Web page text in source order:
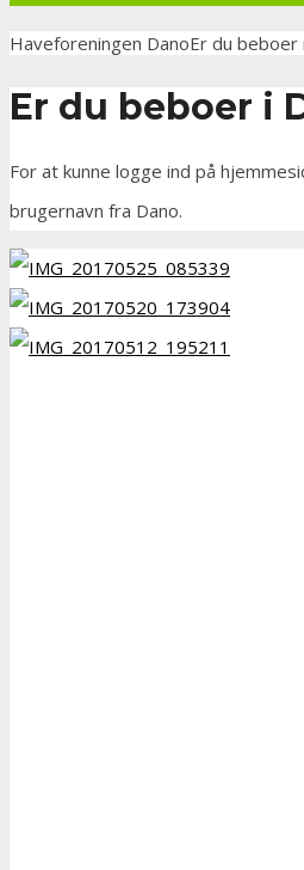
Haveforeningen DanoEr du beboer
Er du beboer i
For at kunne logge ind på
brugernavn fra Dano.